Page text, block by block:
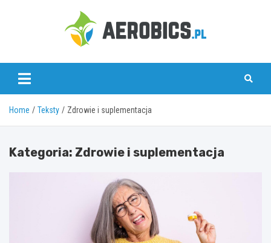
aerobics.pl
Home Teksty Zdrowie i suplementacja
Kategoria: Zdrowie i suplementacja